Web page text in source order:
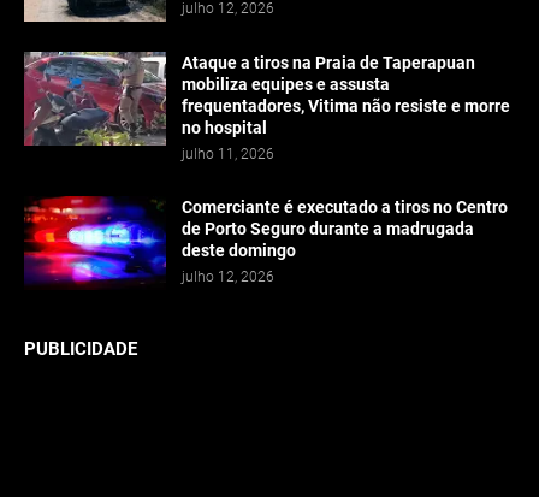
julho 12, 2026
Ataque a tiros na Praia de Taperapuan
mobiliza equipes e assusta
frequentadores, Vitima não resiste e morre
no hospital
julho 11, 2026
Comerciante é executado a tiros no Centro
de Porto Seguro durante a madrugada
deste domingo
julho 12, 2026
PUBLICIDADE